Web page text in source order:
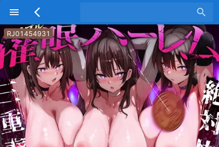
menu arrow_back_ios search
RJ01454931